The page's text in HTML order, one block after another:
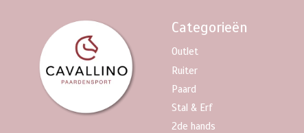
Categorieën
Outlet
Ruiter
Paard
Stal & Erf
2de hands